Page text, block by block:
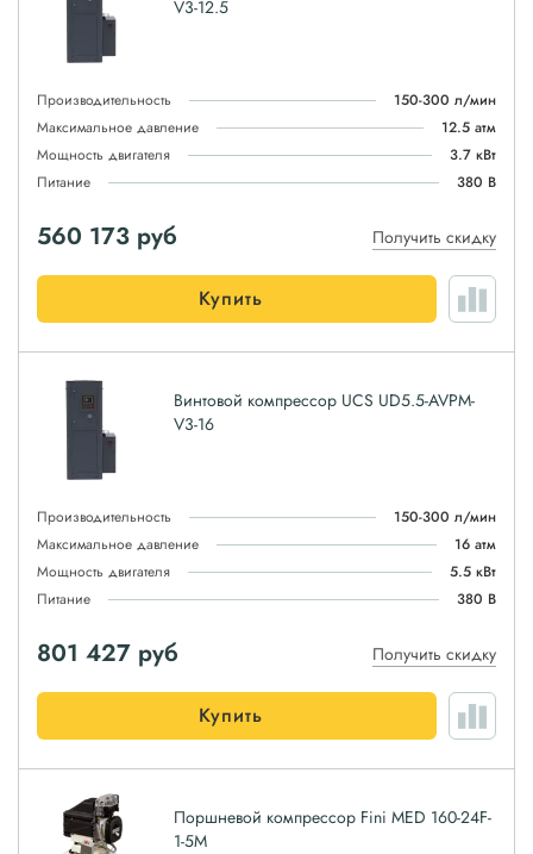
V3-12.5
Производительность
150-300 л/мин
Максимальное давление
12.5 атм
Мощность двигателя
3.7 кВт
Питание
380 В
560 173 руб Получить скидку
Купить
Винтовой компрессор UCS UD5.5-AVPM-
V3-16
Производительность
150-300 л/мин
Максимальное давление
16 атм
Мощность двигателя
5.5 кВт
Питание
380 В
801 427 руб Получить скидку
Купить
Поршневой компрессор Fini MED 160-24F-
1-5M